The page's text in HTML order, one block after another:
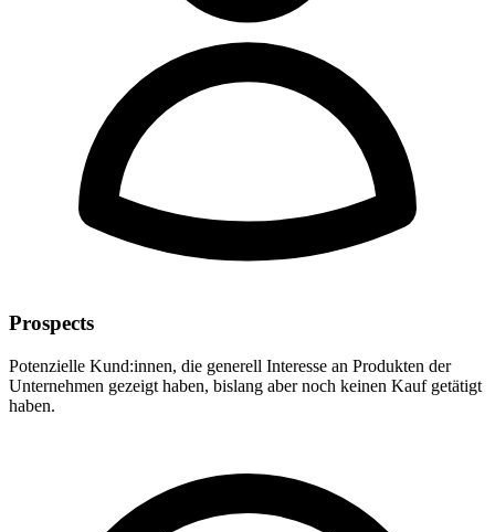
Prospects
Potenzielle Kund:innen, die generell Interesse an Produkten der
Unternehmen gezeigt haben, bislang aber noch keinen Kauf getätigt
haben.